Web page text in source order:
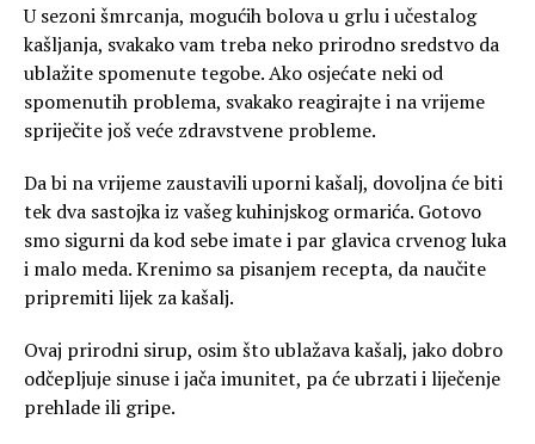
U sezoni šmrcanja, mogućih bolova u grlu i učestalog
kašljanja, svakako vam treba neko prirodno sredstvo da
ublažite spomenute tegobe. Ako osjećate neki od
spomenutih problema, svakako reagirajte i na vrijeme
spriječite još veće zdravstvene probleme.
Da bi na vrijeme zaustavili uporni kašalj, dovoljna će biti
tek dva sastojka iz vašeg kuhinjskog ormarića. Gotovo
smo sigurni da kod sebe imate i par glavica crvenog luka
i malo meda. Krenimo sa pisanjem recepta, da naučite
pripremiti lijek za kašalj.
Ovaj prirodni sirup, osim što ublažava kašalj, jako dobro
odčepljuje sinuse i jača imunitet, pa će ubrzati i liječenje
prehlade ili gripe.